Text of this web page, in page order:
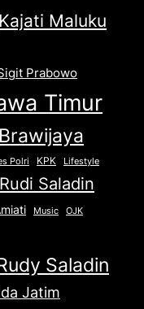
Kajati Maluku
Prabowo
Timur
Polri KPK Lifestyle
Saladin
Music OJK
Saladin
Jatim